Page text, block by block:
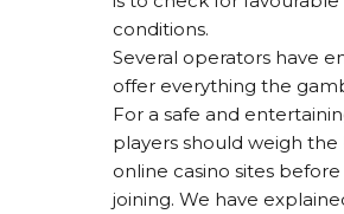
conditions.
Several operators have
offer everything the
For a safe and
players should weigh
online casino sites before
joining. We have